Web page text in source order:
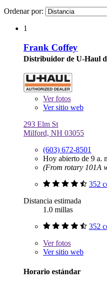
Ordenar por:
1
Frank Coffey
Distribuidor de U-Haul
Verfotos
Ver sitio web
293 Elm St
Milford, NH 03055
(603) 672-8501
Hoy abierto de 9 a.
(From rotary 101A
352
Distancia estimada
1.0 millas
352
Verfotos
Ver sitio web
Horario estándar